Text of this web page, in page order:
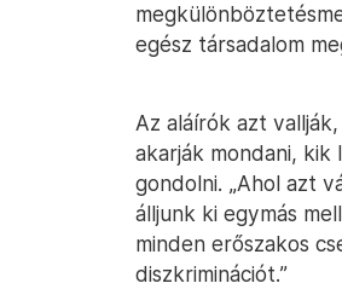
egész társadalom
Az aláírók azt
akarják mondani,
gondolni. „Ahol azt
álljunk ki egymás
minden erőszakos
diszkriminációt.”